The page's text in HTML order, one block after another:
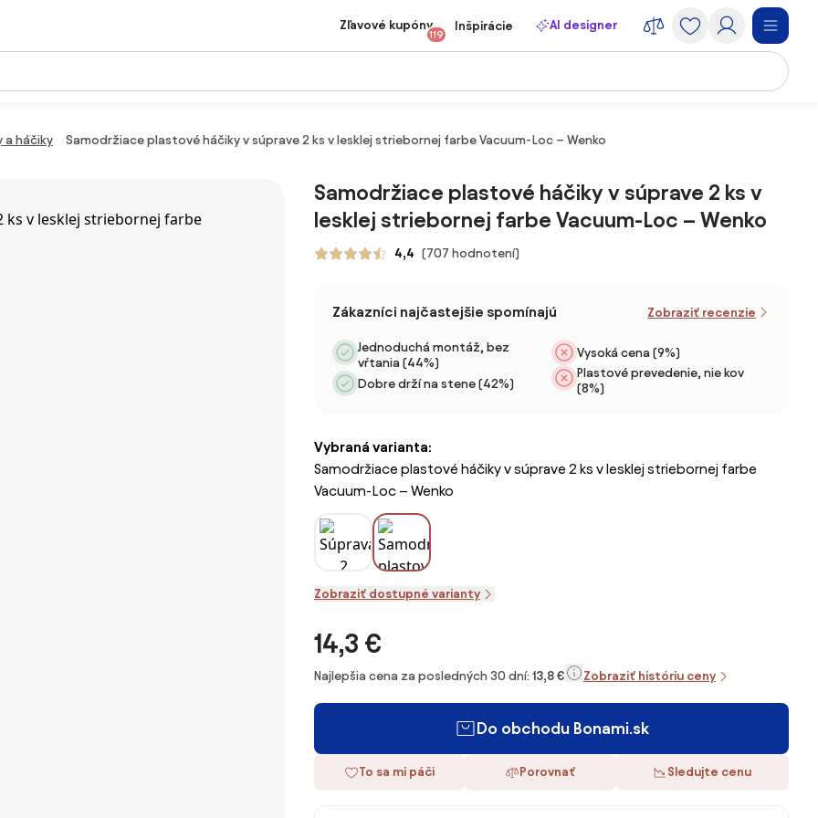
Zľavové kupóny
119
Inšpirácie AI designer
a háčiky Samodržiace plastové háčiky v súprave 2 ks v lesklej striebornej farbe Vacuum-Loc – Wenko
Samodržiace plastové háčiky v súprave 2 ks v
lesklej striebornej farbe Vacuum-Loc – Wenko
4,4 (707 hodnotení)
Zákazníci najčastejšie spomínajú Zobraziť recenzie
Jednoduchá montáž, bez
vŕtania (44%)
Dobre drží na stene (42%)
Vysoká cena (9%)
Plastové prevedenie, nie kov
(8%)
Vybraná varianta:
Samodržiace plastové háčiky v súprave 2 ks v lesklej striebornej farbe
Vacuum-Loc – Wenko
Zobraziť dostupné varianty
14,3 €
Najlepšia cena za posledných 30 dní: 13,8 € Zobraziť históriu ceny
Do obchodu Bonami.sk
To sa mi páči Porovnať Sledujte cenu